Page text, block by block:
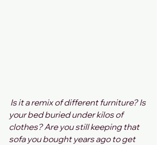
your bed buried under kilos of
clothes? Are you still keeping that
sofa you bought years ago to get